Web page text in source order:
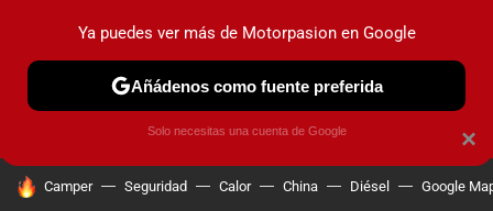
PRUEBAS COCHES ELÉCTRICOS OBSERVATORIO
HOY SE HABLA DE
Camper Seguridad Calor China Diésel Google
×
Ya puedes ver más de Motorpasion en Google
Añádenos como fuente preferida
Solo necesitas una cuenta de Google